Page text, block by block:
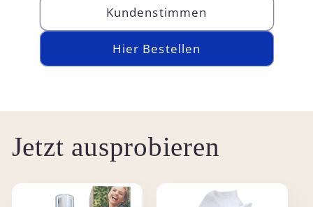
Kundenstimmen
Hier Bestellen
Jetzt ausprobieren